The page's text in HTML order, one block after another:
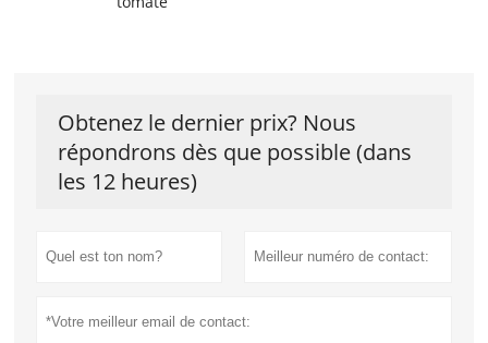
Obtenez le dernier prix? Nous
répondrons dès que possible (dans
les 12 heures)